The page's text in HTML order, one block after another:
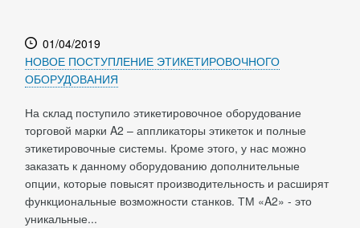
01/04/2019
НОВОЕ ПОСТУПЛЕНИЕ ЭТИКЕТИРОВОЧНОГО
ОБОРУДОВАНИЯ
На склад поступило этикетировочное оборудование
торговой марки A2 – аппликаторы этикеток и полные
этикетировочные системы. Кроме этого, у нас можно
заказать к данному оборудованию дополнительные
опции, которые повысят производительность и расширят
функциональные возможности станков. ТМ «A2» - это
уникальные...